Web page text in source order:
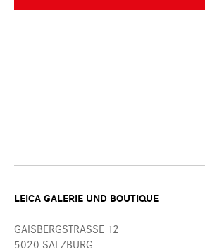
LEICA GALERIE UND BOUTIQUE
GAISBERGSTRASSE 12
5020 SALZBURG